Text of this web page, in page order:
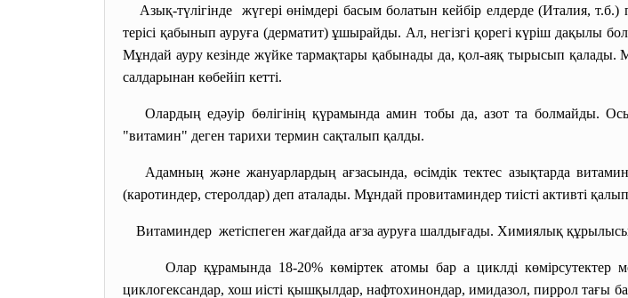
Азық-түлігінде жүгері өнімдері басым болатын кейбір елдерде (Италия,
терісі қабынып ауруға (дерматит) ұшырайды. Ал, негізгі қорегі күріш дақылы
Мұндай ауру кезінде жүйке тармақтары қабынады да, қол-аяқ тырысып қалады.
салдарынан көбейіп кетті.
Олардың едәуір бөлігінің қүрамында амин тобы да, азот та болмайды.
"витамин" деген тарихи термин сақталып қалды.
Адамның және жануарлардың ағзасында, өсімдік тектес азықтарда
(каротиндер, стеролдар) деп аталады. Мұндай провитаминдер тиісті активті
Витаминдер жетіспеген жағдайда ағза ауруға шалдығады. Химиялық
Олар құрамында 18-20% көміртек атомы бар а циклді көмірсутектер
циклогександар, хош иісті қышқылдар, нафтохинондар, имидазол, пиррол тағы